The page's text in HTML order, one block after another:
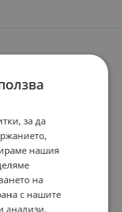
до 1.6 МПа, аналогов с
Кърджали)
за да
нашия
на
с нашите
анализи,